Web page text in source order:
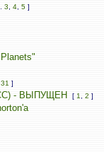
3 4 5 ]
31 ]
- ВЫПУЩЕН [ 1 2 ]